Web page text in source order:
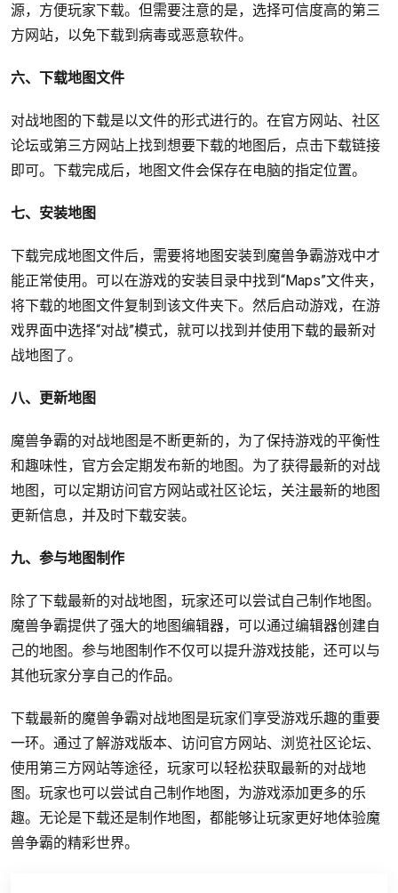
源，方便玩家下载。但需要注意的是，选择可信度高的第三
方网站，以免下载到病毒或恶意软件。
六、下载地图文件
对战地图的下载是以文件的形式进行的。在官方网站、社区
论坛或第三方网站上找到想要下载的地图后，点击下载链接
即可。下载完成后，地图文件会保存在电脑的指定位置。
七、安装地图
下载完成地图文件后，需要将地图安装到魔兽争霸游戏中才
能正常使用。可以在游戏的安装目录中找到“Maps”文件夹，
将下载的地图文件复制到该文件夹下。然后启动游戏，在游
戏界面中选择“对战”模式，就可以找到并使用下载的最新对
战地图了。
八、更新地图
魔兽争霸的对战地图是不断更新的，为了保持游戏的平衡性
和趣味性，官方会定期发布新的地图。为了获得最新的对战
地图，可以定期访问官方网站或社区论坛，关注最新的地图
更新信息，并及时下载安装。
九、参与地图制作
除了下载最新的对战地图，玩家还可以尝试自己制作地图。
魔兽争霸提供了强大的地图编辑器，可以通过编辑器创建自
己的地图。参与地图制作不仅可以提升游戏技能，还可以与
其他玩家分享自己的作品。
下载最新的魔兽争霸对战地图是玩家们享受游戏乐趣的重要
一环。通过了解游戏版本、访问官方网站、浏览社区论坛、
使用第三方网站等途径，玩家可以轻松获取最新的对战地
图。玩家也可以尝试自己制作地图，为游戏添加更多的乐
趣。无论是下载还是制作地图，都能够让玩家更好地体验魔
兽争霸的精彩世界。